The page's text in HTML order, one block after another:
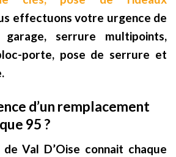
effectuons votre urgence de
serrure multipoints,
porte, pose de serrure et
d’un remplacement
95 ?
Val D’Oise connait chaque